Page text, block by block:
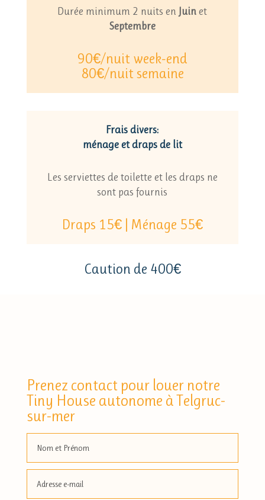
Durée minimum 2 nuits en Juin et
Septembre
90€/nuit week-end
80€/nuit semaine
Frais divers:
ménage et draps de lit
Les serviettes de toilette et les draps ne
sont pas fournis
Draps 15€ | Ménage 55€
Caution de 400€
Prenez contact pour louer notre
Tiny House autonome à Telgruc-
sur-mer